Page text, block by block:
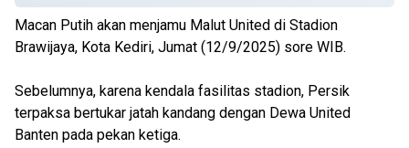
Macan Putih akan menjamu Malut United di Stadion
Brawijaya, Kota Kediri, Jumat (12/9/2025) sore WIB.
Sebelumnya, karena kendala fasilitas stadion, Persik
terpaksa bertukar jatah kandang dengan Dewa United
Banten pada pekan ketiga.